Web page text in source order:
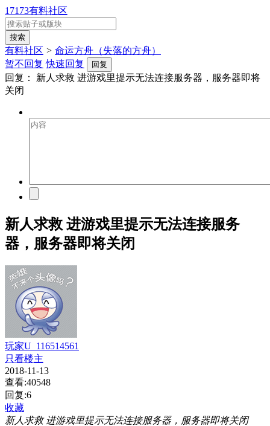
17173有料社区
有料社区 > 命运方舟（失落的方舟）
暂不回复 快速回复 回复
回复：
新人求救 进游戏里提示无法连接服务器，服务器即将
关闭
新人求救 进游戏里提示无法连接服务
器，服务器即将关闭
玩家U_116514561
只看楼主
2018-11-13
查看:40548
回复:6
收藏
新人求救 进游戏里提示无法连接服务器，服务器即将关闭